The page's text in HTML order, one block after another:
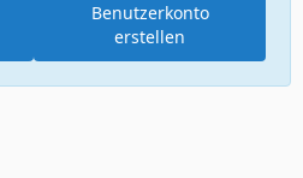
Benutzerkonto
erstellen